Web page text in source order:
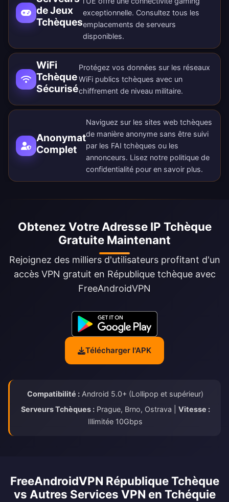
de Jeux
Tchèques
exceptionnelle. Consultez tous les
emplacements de serveurs
disponibles.
WiFi
Tchèque
Sécurisé
Protégez vos données sur les réseaux
WiFi publics tchèques avec un
chiffrement de niveau militaire.
Anonymat
Complet
Naviguez sur les sites web tchèques
de manière anonyme sans être suivi
par les FAI tchèques ou les
annonceurs. Lisez notre politique de
confidentialité pour en savoir plus.
Obtenez Votre Adresse IP Tchèque
Gratuite Maintenant
Rejoignez des milliers d'utilisateurs profitant d'un
accès VPN gratuit en République tchèque avec
FreeAndroidVPN
Télécharger l'APK
Compatibilité : Android 5.0+ (Lollipop et supérieur)
Serveurs Tchèques :Prague, Brno, Ostrava | Vitesse :
Illimitée 10Gbps
FreeAndroidVPN République Tchèque
vs Autres Services VPN en Tchéquie